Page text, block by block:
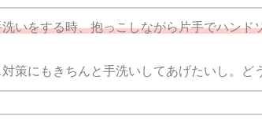
いをする時、抱っこしながら片手でハンド
策にもきちんと手洗いしてあげたいし。ど